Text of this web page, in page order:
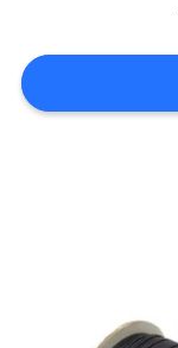
मामलों